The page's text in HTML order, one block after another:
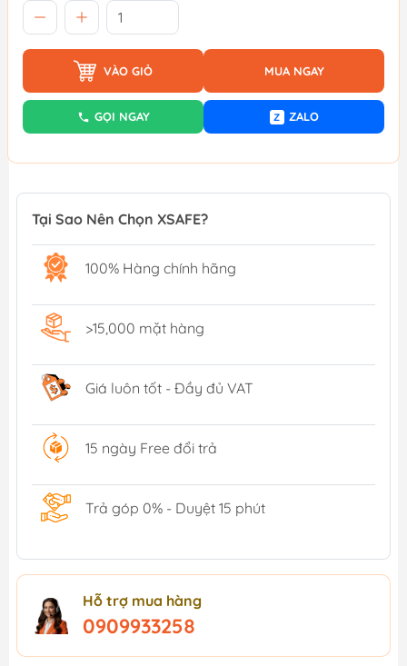
VÀO GIỎ MUA NGAY
GỌI NGAY Z ZALO
Tại Sao Nên Chọn XSAFE?
100% Hàng chính hãng
>15,000 mặt hàng
Giá luôn tốt - Đầy đủ VAT
15 ngày Free đổi trả
Trả góp 0% - Duyệt 15 phút
Hỗ trợ mua hàng
0909933258